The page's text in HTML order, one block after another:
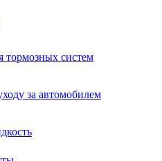
тормозных систем
за автомобилем